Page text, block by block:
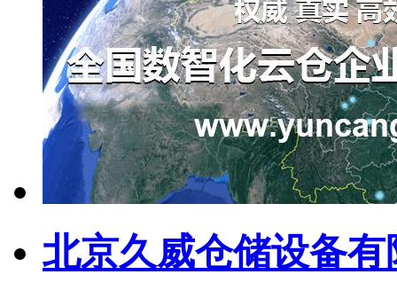
北京久威仓储设备有